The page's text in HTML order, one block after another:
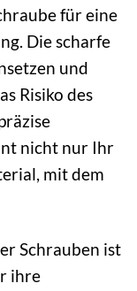
für eine
Die scharfe
und
Risiko des
nicht nur Ihr
mit dem
Schrauben ist
ihre